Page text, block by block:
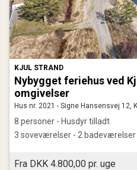
KJUL STRAND
Nybygget feriehus ved
omgivelser
Hus nr. 2021 - Signe Hansensvej 12,
8 personer - Husdyr tilladt
3 soveværelser - 2 badeværelser
Fra DKK 4.800,00 pr. uge